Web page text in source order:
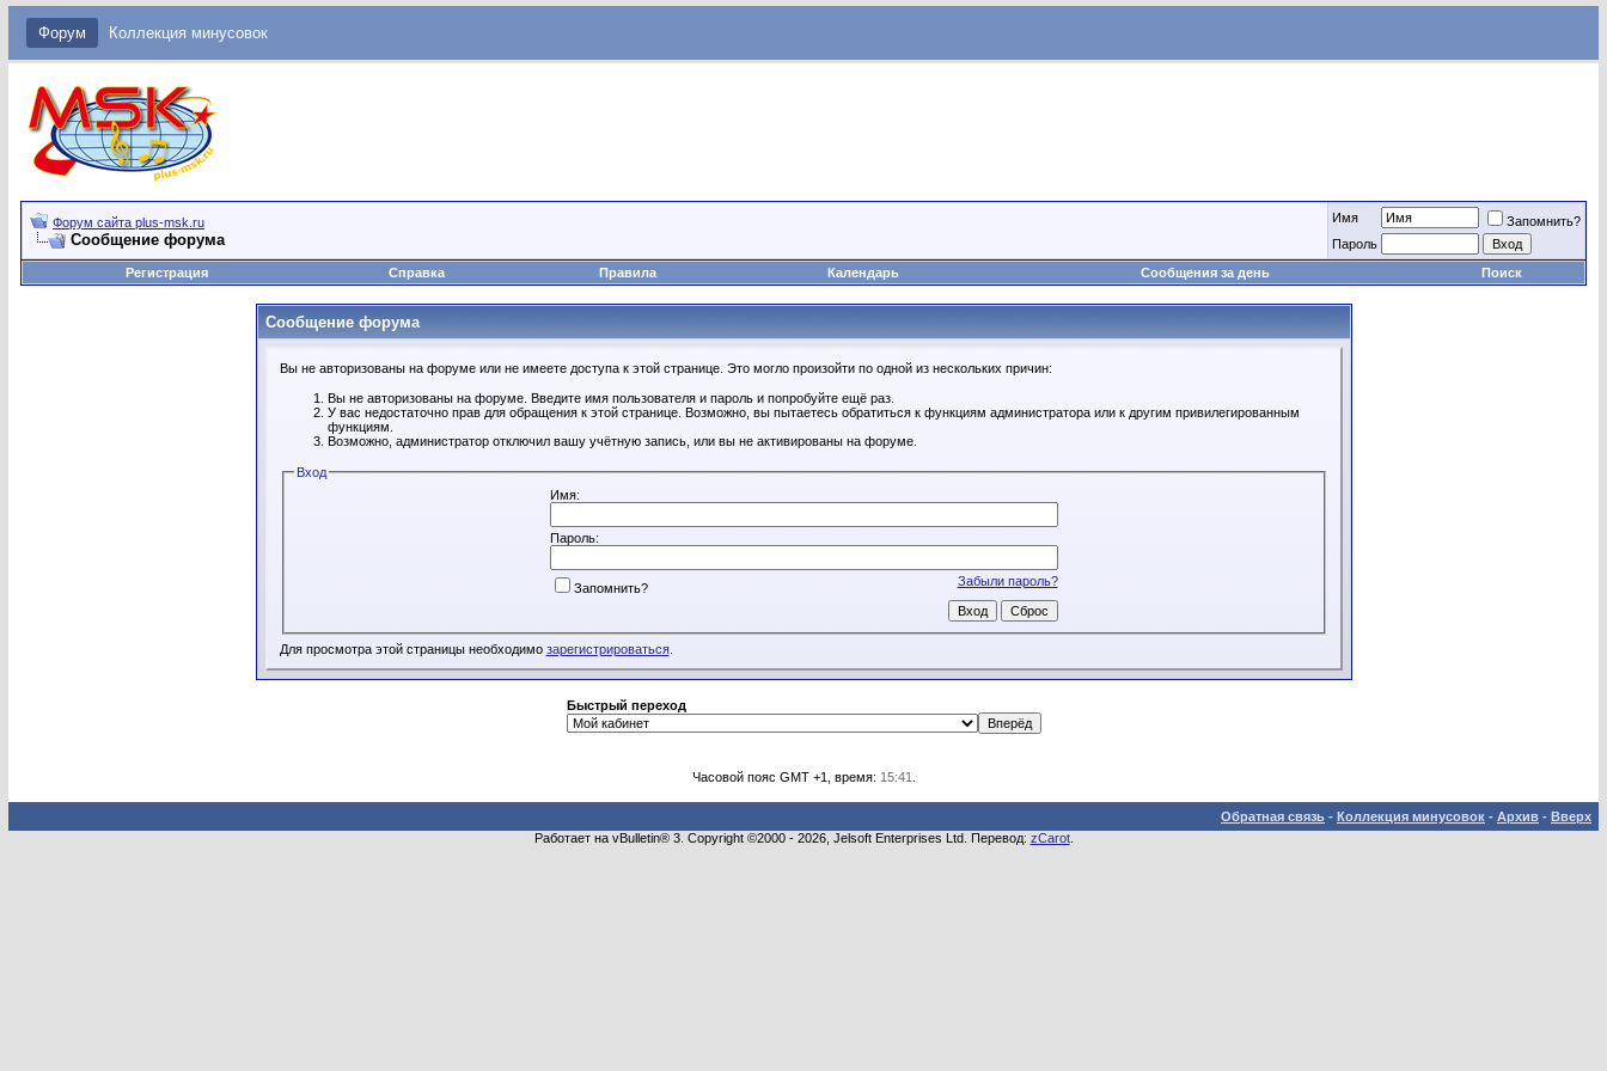
Форум Коллекция минусовок
Форум сайта plus-msk.ru
Сообщение форума
Имя
Запомнить?
Пароль
Регистрация
Справка Правила Календарь Сообщения за день Поиск
Сообщение форума
Вы не авторизованы на форуме или не имеете доступа к этой странице. Это могло произойти по одной из нескольких причин:
Вы не авторизованы на форуме. Введите имя пользователя и пароль и попробуйте ещё раз.
У вас недостаточно прав для обращения к этой странице. Возможно, вы пытаетесь обратиться к функциям администратора или к другим привилегированным
функциям.
Возможно, администратор отключил вашу учётную запись, или вы не активированы на форуме.
Вход
Имя:
Пароль:
Забыли пароль?
Запомнить?
Для просмотра этой страницы необходимо зарегистрироваться.
Быстрый переход
Часовой пояс GMT +1, время: 15:41
Обратная связь - Коллекция минусовок - Архив - Вверх
Работает на vBulletin® 3. Copyright ©2000 - 2026, Jelsoft Enterprises Ltd. Перевод: zCarot.